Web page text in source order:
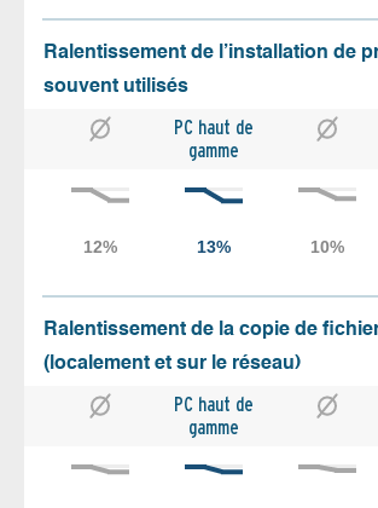
Ralentissement de l’installation de
souvent utilisés
PC haut de
gamme
Ralentissement de la copie de
(localement et sur le réseau)
PC haut de
gamme